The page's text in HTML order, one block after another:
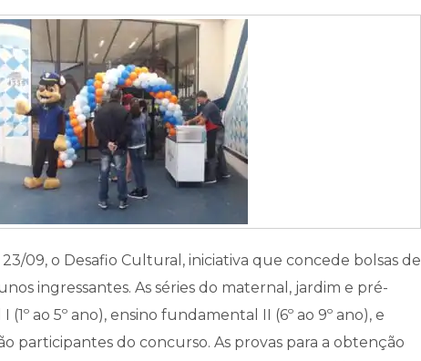
09, o Desafio Cultural, iniciativa que concede bolsas de
ingressantes. As séries do maternal, jardim e pré-
ao 5º ano), ensino fundamental II (6º ao 9º ano), e
participantes do concurso. As provas para a obtenção